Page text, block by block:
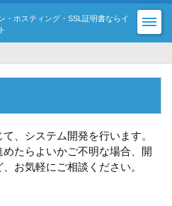
・ホスティング・SSL証明書ならイ
、システム開発を行います。
たらよいかご不明な場合、開
お気軽にご相談ください。